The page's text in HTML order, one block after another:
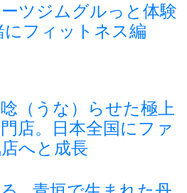
ツジムグルっと体験
にフィットネス編
（うな）らせた極上
店。日本全国にファ
へと成長